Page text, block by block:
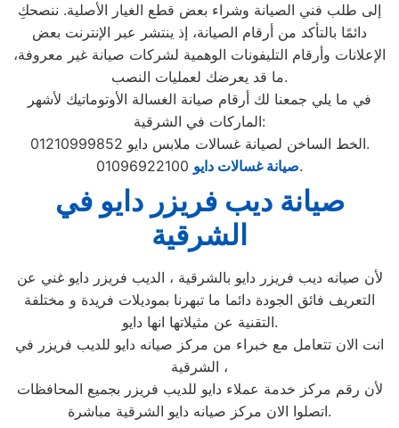
إلى طلب فني الصيانة وشراء بعض قطع الغيار الأصلية. ننصحكِ
دائمًا بالتأكد من أرقام الصيانة، إذ ينتشر عبر الإنترنت بعض
الإعلانات وأرقام التليفونات الوهمية لشركات صيانة غير معروفة،
ما قد يعرضك لعمليات النصب.
في ما يلي جمعنا لك أرقام صيانة الغسالة الأوتوماتيك لأشهر
الماركات في الشرقية:
الخط الساخن لصيانة غسالات ملابس دايو 01210999852.
صيانة غسالات دايو01096922100.
صيانة ديب فريزر دايو في
الشرقية
لأن صيانه ديب فريزر دايو بالشرقية ، الديب فريزر دايو غني عن
التعريف فائق الجودة دائما ما تبهرنا بموديلات فريدة و مختلفة
التقنية عن مثيلاتها انها دايو.
انت الان تتعامل مع خبراء من مركز صيانه دايو للديب فريزر في
الشرقية ،
لأن رقم مركز خدمة عملاء دايو للديب فريزر بجميع المحافظات
اتصلوا الان مركز صيانه دايو الشرقية مباشرة.